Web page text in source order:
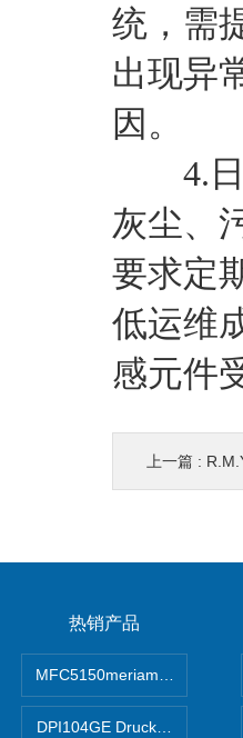
统，需
出现异
因。
4.日
灰尘、
要求定
低运维
感元件
上一篇 :
热销产品
MFC5150meriam智能手操器
DPI104GE Druck德鲁克